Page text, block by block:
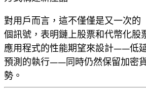
對用戶而言，這不僅僅是又一次的
個訊號，表明鏈上股票和代幣化股
應用程式的性能期望來設計——低
預測的執行——同時仍然保留加密
勢。